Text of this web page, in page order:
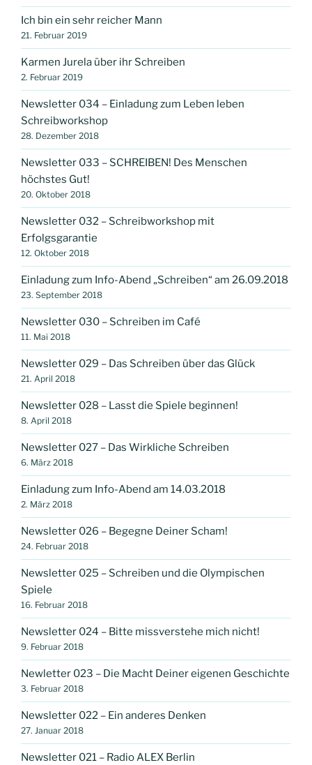
Ich bin ein sehr reicher Mann
21. Februar 2019
Karmen Jurela über ihr Schreiben
2. Februar 2019
Newsletter 034 – Einladung zum Leben leben
Schreibworkshop
28. Dezember 2018
Newsletter 033 – SCHREIBEN! Des Menschen
höchstes Gut!
20. Oktober 2018
Newsletter 032 – Schreibworkshop mit
Erfolgsgarantie
12. Oktober 2018
Einladung zum Info-Abend „Schreiben“ am 26.09.2018
23. September 2018
Newsletter 030 – Schreiben im Café
11. Mai 2018
Newsletter 029 – Das Schreiben über das Glück
21. April 2018
Newsletter 028 – Lasst die Spiele beginnen!
8. April 2018
Newsletter 027 – Das Wirkliche Schreiben
6. März 2018
Einladung zum Info-Abend am 14.03.2018
2. März 2018
Newsletter 026 – Begegne Deiner Scham!
24. Februar 2018
Newsletter 025 – Schreiben und die Olympischen
Spiele
16. Februar 2018
Newsletter 024 – Bitte missverstehe mich nicht!
9. Februar 2018
Newletter 023 – Die Macht Deiner eigenen Geschichte
3. Februar 2018
Newsletter 022 – Ein anderes Denken
27. Januar 2018
Newsletter 021 – Radio ALEX Berlin